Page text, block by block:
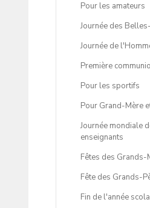
Pour les amateurs
Journée des
Journée de
Première
Pour les sportifs
Pour Grand-Mère
Journée mondiale
enseignants
Fêtes des Grands-
Fête des Grands-
Fin de l'année